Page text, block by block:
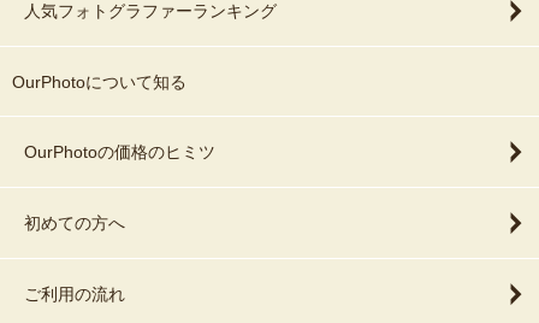
人気フォトグラファーランキング
OurPhotoについて知る
OurPhotoの価格のヒミツ
初めての方へ
ご利用の流れ